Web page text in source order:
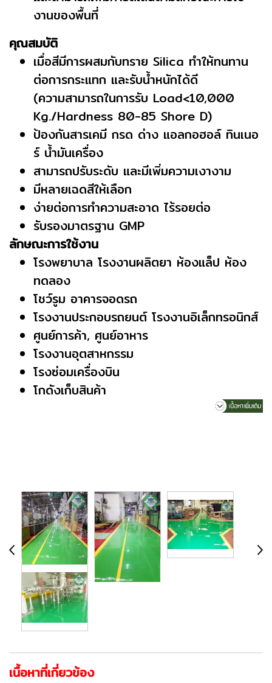
งานของพื้นที่
คุณสมบัติ
เมื่อสีมีการผสมกับทราย Silica ทำให้ทนทาน
ต่อการกระแทก และรับน้ำหนักได้ดี
(ความสามารถในการรับ Load<10,000
Kg./Hardness 80-85 Shore D)
ป้องกันสารเคมี กรด ด่าง แอลกอฮอล์ ทินเนอ
ร์ น้ำมันเครื่อง
สามารถปรับระดับ และมีเพิ่มความเงางาม
มีหลายเฉดสีให้เลือก
ง่ายต่อการทำความสะอาด ไร้รอยต่อ
รับรองมาตรฐาน GMP
ลักษณะการใช้งาน
โรงพยาบาล โรงงานผลิตยา ห้องแล็ป ห้อง
ทดลอง
โชว์รูม อาคารจอดรถ
โรงงานประกอบรถยนต์ โรงงานอิเล็กทรอนิกส์
ศูนย์การค้า, ศูนย์อาหาร
โรงงานอุตสาหกรรม
โรงซ่อมเครื่องบิน
โกดังเก็บสินค้า
เนื้อหาที่เกี่ยวข้อง